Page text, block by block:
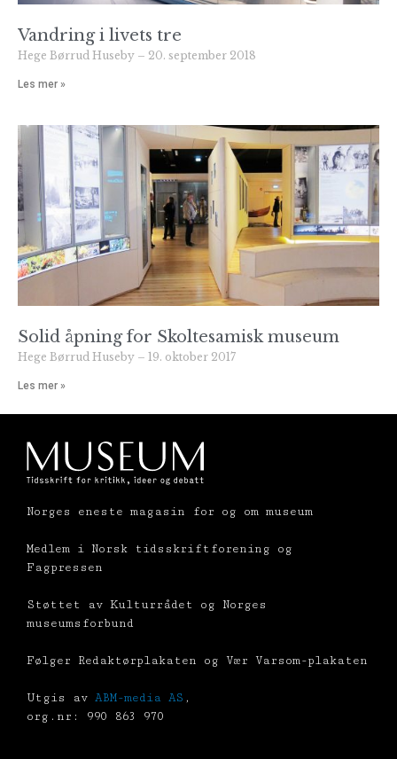
Vandring i livets tre
Hege Børrud Huseby 20. september 2018
Les mer »
Solid åpning for Skoltesamisk museum
Hege Børrud Huseby 19. oktober 2017
Les mer »
Norges eneste magasin for og om museum
Medlem i Norsk tidsskriftforening og
Fagpressen
Støttet av Kulturrådet og Norges
museumsforbund
Følger Redaktørplakaten og Vær Varsom-plakaten
Utgis av ABM-media AS ,
org.nr: 990 863 970